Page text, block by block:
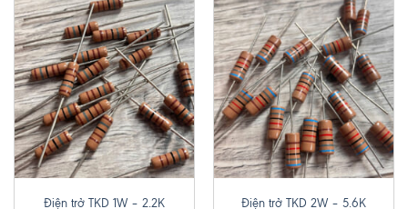
Điện trở TKD 1W – 2.2K
Điện trở TKD 2W – 5.6K